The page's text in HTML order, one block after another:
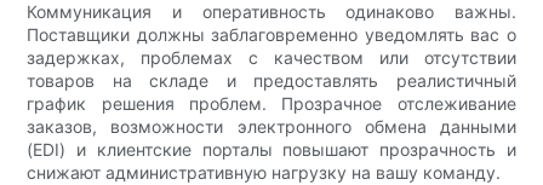
Коммуникация и оперативность одинаково важны.
Поставщики должны заблаговременно уведомлять вас о
задержках, проблемах с качеством или отсутствии
товаров на складе и предоставлять реалистичный
график решения проблем. Прозрачное отслеживание
заказов, возможности электронного обмена данными
(EDI) и клиентские порталы повышают прозрачность и
снижают административную нагрузку на вашу команду.